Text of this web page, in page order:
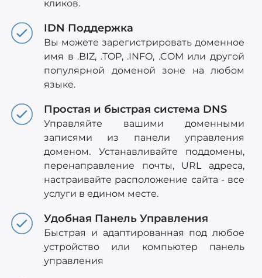
кликов.
IDN Поддержка
Вы можете зарегистрировать доменное
имя в .BIZ, .TOP, .INFO, .COM или другой
популярной доменой зоне на любом
языке.
Простая и быстрая система DNS
Управляйте вашими доменными
записями из панели управления
доменом. Устанавливайте поддомены,
перенаправление почты, URL адреса,
настраивайте расположение сайта - все
услуги в едином месте.
Удобная Панель Управления
Быстрая и адаптированная под любое
устройство или компьютер панель
управления